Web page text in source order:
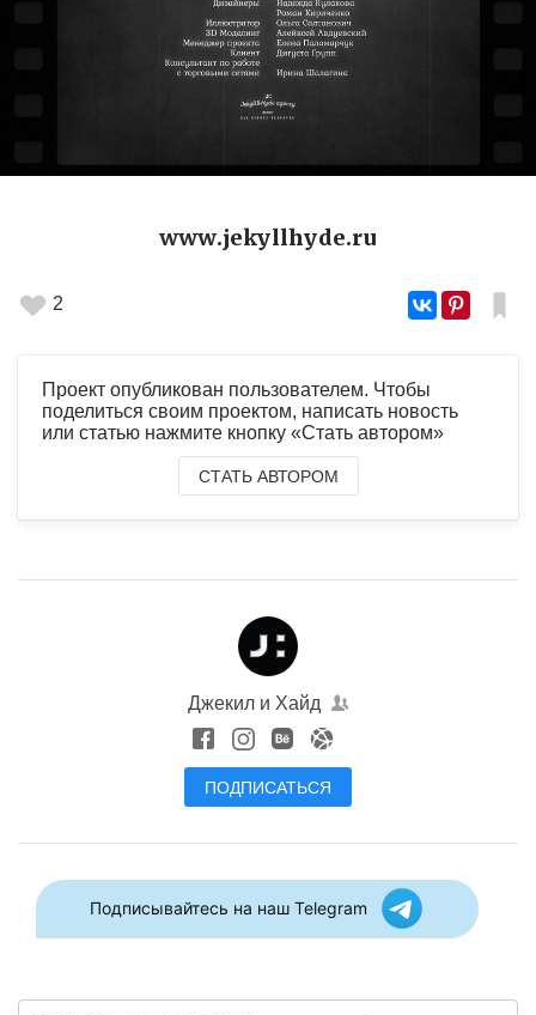
www.jekyllhyde.ru
2
Проект опубликован пользователем. Чтобы
поделиться своим проектом, написать новость
или статью нажмите кнопку «Стать автором»
СТАТЬ АВТОРОМ
Джекил и Хайд
ПОДПИСАТЬСЯ
Подписывайтесь на наш Telegram